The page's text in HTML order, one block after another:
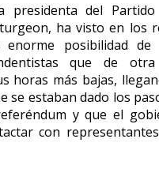
presidenta del Partido
ha visto en los
enorme posibilidad de
que de
horas más bajas,
se estaban dado los
y que el
con